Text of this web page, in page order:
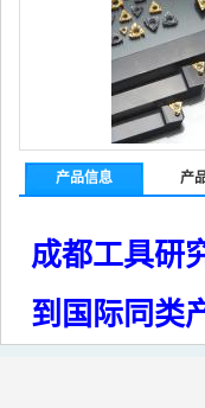
产品信息 产
成都工具研
到国际同类